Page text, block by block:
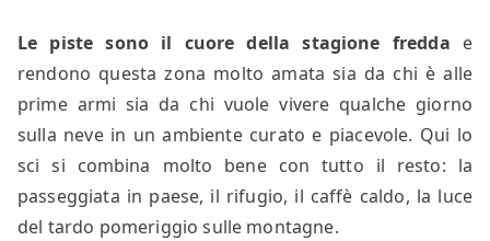
Le piste sono il cuore della stagione fredda e
rendono questa zona molto amata sia da chi è alle
prime armi sia da chi vuole vivere qualche giorno
sulla neve in un ambiente curato e piacevole. Qui lo
sci si combina molto bene con tutto il resto: la
passeggiata in paese, il rifugio, il caffè caldo, la luce
del tardo pomeriggio sulle montagne.